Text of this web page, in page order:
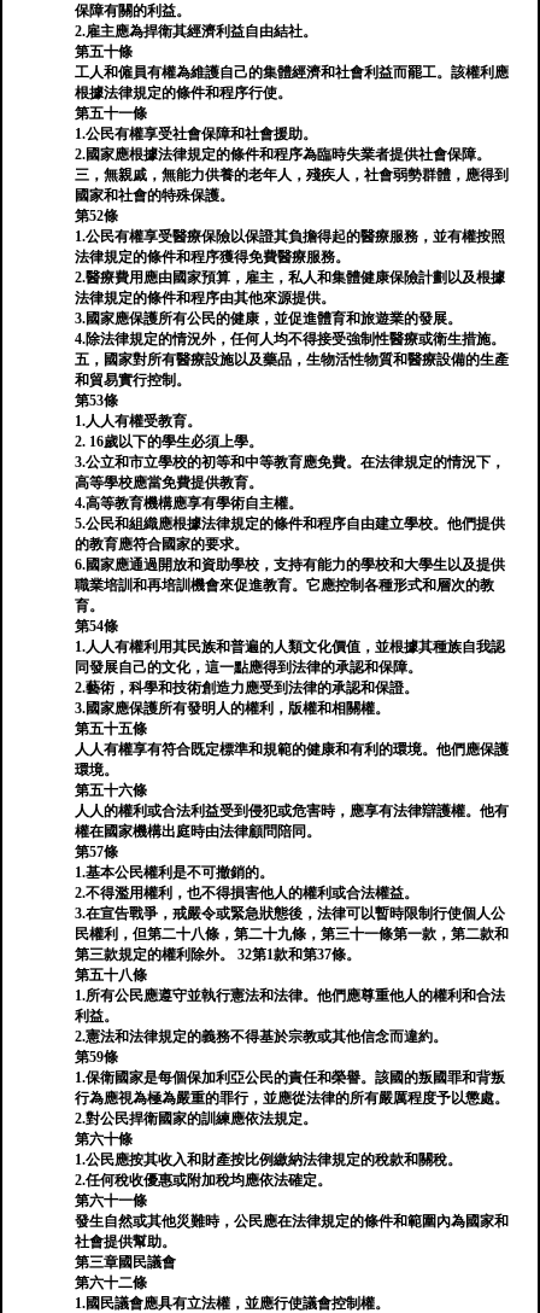
保障有關的利益。
2.雇主應為捍衛其經濟利益自由結社。
第五十條
工人和僱員有權為維護自己的集體經濟和社會利益而罷工。該權利應
根據法律規定的條件和程序行使。
第五十一條
1.公民有權享受社會保障和社會援助。
2.國家應根據法律規定的條件和程序為臨時失業者提供社會保障。
三，無親戚，無能力供養的老年人，殘疾人，社會弱勢群體，應得到
國家和社會的特殊保護。
第52條
1.公民有權享受醫療保險以保證其負擔得起的醫療服務，並有權按照
法律規定的條件和程序獲得免費醫療服務。
2.醫療費用應由國家預算，雇主，私人和集體健康保險計劃以及根據
法律規定的條件和程序由其他來源提供。
3.國家應保護所有公民的健康，並促進體育和旅遊業的發展。
4.除法律規定的情況外，任何人均不得接受強制性醫療或衛生措施。
五，國家對所有醫療設施以及藥品，生物活性物質和醫療設備的生產
和貿易實行控制。
第53條
1.人人有權受教育。
2. 16歲以下的學生必須上學。
3.公立和市立學校的初等和中等教育應免費。在法律規定的情況下，
高等學校應當免費提供教育。
4.高等教育機構應享有學術自主權。
5.公民和組織應根據法律規定的條件和程序自由建立學校。他們提供
的教育應符合國家的要求。
6.國家應通過開放和資助學校，支持有能力的學校和大學生以及提供
職業培訓和再培訓機會來促進教育。它應控制各種形式和層次的教
育。
第54條
1.人人有權利用其民族和普遍的人類文化價值，並根據其種族自我認
同發展自己的文化，這一點應得到法律的承認和保障。
2.藝術，科學和技術創造力應受到法律的承認和保證。
3.國家應保護所有發明人的權利，版權和相關權。
第五十五條
人人有權享有符合既定標準和規範的健康和有利的環境。他們應保護
環境。
第五十六條
人人的權利或合法利益受到侵犯或危害時，應享有法律辯護權。他有
權在國家機構出庭時由法律顧問陪同。
第57條
1.基本公民權利是不可撤銷的。
2.不得濫用權利，也不得損害他人的權利或合法權益。
3.在宣告戰爭，戒嚴令或緊急狀態後，法律可以暫時限制行使個人公
民權利，但第二十八條，第二十九條，第三十一條第一款，第二款和
第三款規定的權利除外。 32第1款和第37條。
第五十八條
1.所有公民應遵守並執行憲法和法律。他們應尊重他人的權利和合法
利益。
2.憲法和法律規定的義務不得基於宗教或其他信念而違約。
第59條
1.保衛國家是每個保加利亞公民的責任和榮譽。該國的叛國罪和背叛
行為應視為極為嚴重的罪行，並應從法律的所有嚴厲程度予以懲處。
2.對公民捍衛國家的訓練應依法規定。
第六十條
1.公民應按其收入和財產按比例繳納法律規定的稅款和關稅。
2.任何稅收優惠或附加稅均應依法確定。
第六十一條
發生自然或其他災難時，公民應在法律規定的條件和範圍內為國家和
社會提供幫助。
第三章國民議會
第六十二條
1.國民議會應具有立法權，並應行使議會控制權。